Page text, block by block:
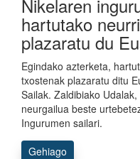
Nikelaren
hartutako
plazaratu du
Egindako azterketa,
txostenak plazaratu ditu
Sailak. Zaldibiako
neurgailua beste
Ingurumen sailari.
Gehiago